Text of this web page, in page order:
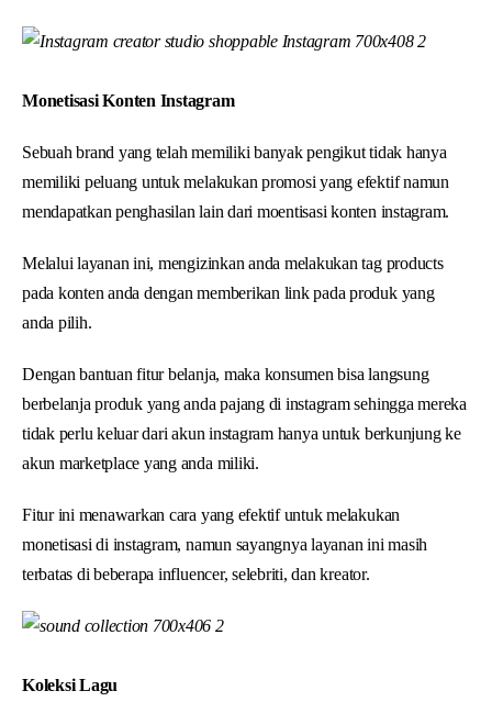
Monetisasi Konten Instagram
Sebuah brand yang telah memiliki banyak pengikut tidak hanya
memiliki peluang untuk melakukan promosi yang efektif namun
mendapatkan penghasilan lain dari moentisasi konten instagram.
Melalui layanan ini, mengizinkan anda melakukan tag products
pada konten anda dengan memberikan link pada produk yang
anda pilih.
Dengan bantuan fitur belanja, maka konsumen bisa langsung
berbelanja produk yang anda pajang di instagram sehingga mereka
tidak perlu keluar dari akun instagram hanya untuk berkunjung ke
akun marketplace yang anda miliki.
Fitur ini menawarkan cara yang efektif untuk melakukan
monetisasi di instagram, namun sayangnya layanan ini masih
terbatas di beberapa influencer, selebriti, dan kreator.
Koleksi Lagu